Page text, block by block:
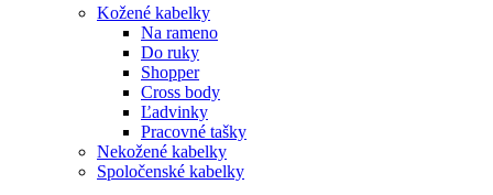
Kožené kabelky
Na rameno
Do ruky
Shopper
Cross body
Ľadvinky
Pracovné tašky
Nekožené kabelky
Spoločenské kabelky